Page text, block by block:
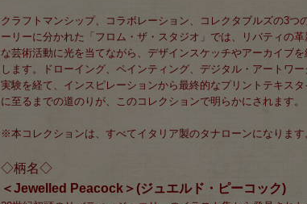
クラフトマンシップ、コラボレーション、コレクタブルズの3つ
ーリーに分かれた「フロム・ザ・スタジオ」では、リバティの革
な芸術活動に光を当てながら、デザインスケッチやアーカイブを
します。ドローイング、ペインティング、デジタル・アートワー
実験を経て、インスピレーションから最終的なプリントテキスタ
に至るまでの道のりが、このコレクションで明らかにされます。
※本コレクションは、すべてイタリア製のタナローンになります
◇柄名◇
＜Jewelled Peacock＞(ジュエルド・ピーコック)